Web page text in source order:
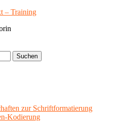
– Training
zur Schriftformatierung
Kodierung